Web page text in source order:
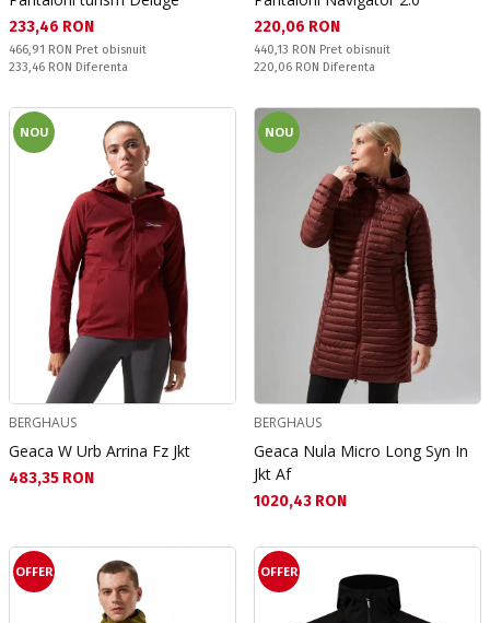
Текуща цена:
233,46 RON
Pret obisnuit:
466,91 RON Pret obisnuit
Спестявате:
233,46 RON Diferenta
Текуща цена:
220,06 RON
Pret obisnuit:
440,13 RON Pret obisnuit
Спестявате:
220,06 RON Diferenta
NOU
BERGHAUS
Geaca W Urb Arrina Fz Jkt
Текуща цена:
483,35 RON
NOU
BERGHAUS
Geaca Nula Micro Long Syn In
Jkt Af
Текуща цена:
1020,43 RON
OFFER OFFER